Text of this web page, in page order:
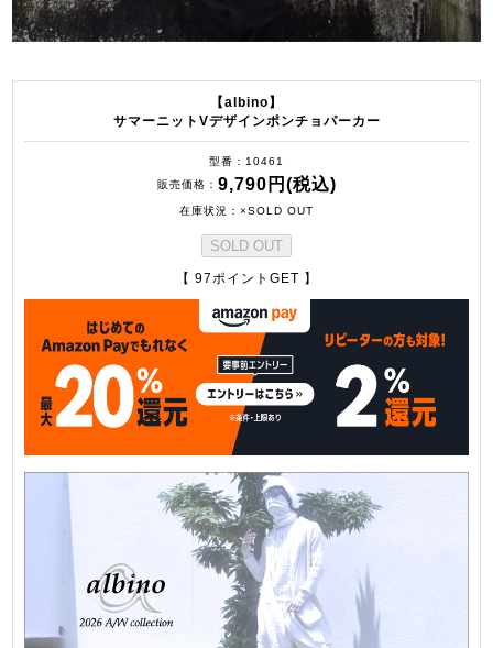
【albino】
サマーニットVデザインポンチョパーカー
型番
10461
販売価格
9,790円(税込)
在庫状況 ×SOLD OUT
SOLD OUT
【 97ポイントGET 】